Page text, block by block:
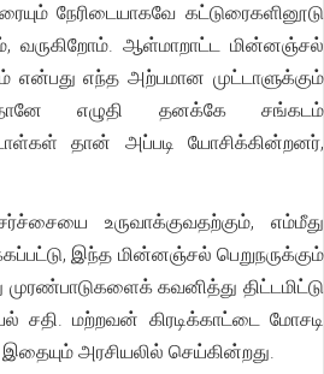
நேரிடையாகவே கட்டுரைகளினூடு
வருகிறோம். ஆள்மாறாட்ட மின்னஞ்சல்
என்பது எந்த அற்பமான முட்டாளுக்கும்
தானே எழுதி தனக்கே சங்கடம்
தான் அப்படி யோசிக்கின்றனர்,
உருவாக்குவதற்கும், எம்மீது
இந்த மின்னஞ்சல் பெறுநருக்கும்
முரண்பாடுகளைக் கவனித்து திட்டமிட்டு
சதி. மற்றவன் கிரடிக்காட்டை மோசடி
அரசியலில் செய்கின்றது.